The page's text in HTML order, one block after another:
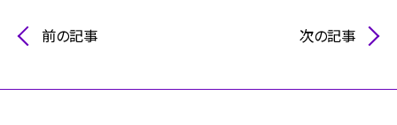
前の記事 次の記事